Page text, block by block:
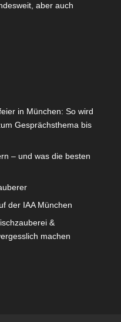
aber auch
in München: So wird
Gesprächsthema bis
– und was die besten
der IAA München
&
machen